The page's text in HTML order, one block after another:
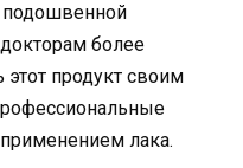
подошвенной
более
продукт своим
лака.